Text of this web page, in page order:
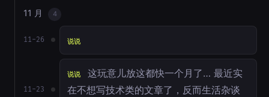
11 月 4
11-26 说说
11-23
说说
这玩意儿放这都快一个月了… 最近实
在不想写技术类的文章了，反而生活杂谈